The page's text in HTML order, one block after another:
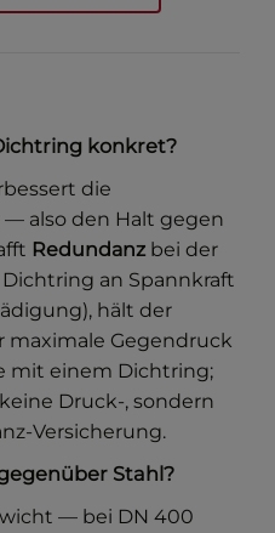
konkret?
die
— also den Halt gegen
Redundanz bei der
an Spannkraft
hält der
maximale Gegendruck
mit einem Dichtring;
Druck-, sondern
Versicherung.
Stahl?
— bei DN 400